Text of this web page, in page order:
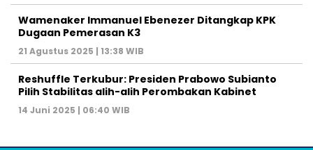
Wamenaker Immanuel Ebenezer Ditangkap KPK
Dugaan Pemerasan K3
21 Agustus 2025 | 13:38 WIB
Reshuffle Terkubur: Presiden Prabowo Subianto
Pilih Stabilitas alih-alih Perombakan Kabinet
14 Juni 2025 | 06:40 WIB